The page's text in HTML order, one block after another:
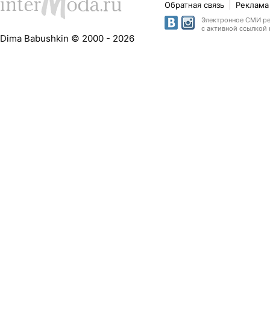
Dima Babushkin © 2000 - 2026
Обратная связь
Электронное СМИ
с активной ссылкой